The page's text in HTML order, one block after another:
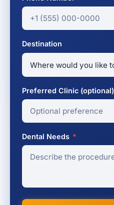
Destination
Preferred Clinic (optional)
Dental Needs *